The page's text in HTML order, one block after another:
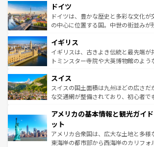
せる。地方によって風土や気候が異な
性で訪れる人を魅了
ンテンツ一覧を参照してほしい。
で、幅広い魅力が詰まっている。華麗
聖堂、美しいビーチ、そして豊かな自
から魅了する。また、フランスは美食
いる。シャンパンの発祥地であるラン
香り高いラベンダー畑など、多彩な楽
らに、パリ以外の地域にも魅力が溢れ
れる地方に足を運ぶとそれぞれで全く
きるだろう。 なお、新着のフランス
を参照してほしい。
ドイツ
ドイツは、豊かな歴史と多彩な文化
の中心に位置する国。中世の街並みが
顔を持つこの国は、どこを歩いても飽
ルリンの文化的活気、バイエルン州の
してライン川沿いのワイン畑といった
は、お酒好きな人にはぜひ体験してほしい。 なお
ドイツ情報はコンテンツ一覧を参照し
イギリス
イギリスは、古きよき伝統と最先端が
トミンスター寺院や大英博物館のよう
リアごとに異なる魅力がある。また、
ティー、ビール好きにはたまらない英
戦など、本場だからこそできる体験も
ンツ一覧を参照してほしい。
スイス
スイスの国土面積は九州ほどの広さだ
な交通網が整備されており、初心者で
の建物がそのまま残る町や、スイスな
博物館もあり、アルプス観光だけでな
ことができる。国民の所得が高いため
者向けの交通パス提供のサービスもあ
アメリカの基本情報と観光ガイ
ット
アメリカ合衆国は、広大な土地と多様
東海岸の都市部から西海岸のカリフォ